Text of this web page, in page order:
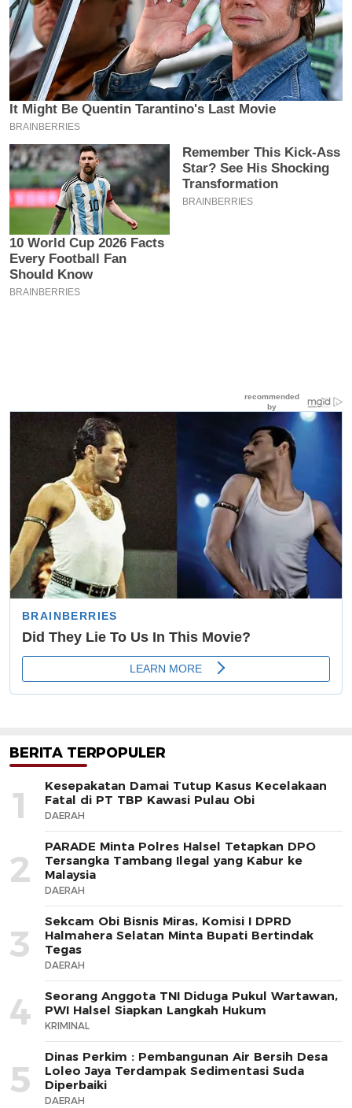
BERITA TERPOPULER
1
Kesepakatan Damai Tutup Kasus Kecelakaan
Fatal di PT TBP Kawasi Pulau Obi
DAERAH
2
PARADE Minta Polres Halsel Tetapkan DPO
Tersangka Tambang Ilegal yang Kabur ke
Malaysia
DAERAH
3
Sekcam Obi Bisnis Miras, Komisi I DPRD
Halmahera Selatan Minta Bupati Bertindak
Tegas
DAERAH
4
Seorang Anggota TNI Diduga Pukul Wartawan,
PWI Halsel Siapkan Langkah Hukum
KRIMINAL
5
Dinas Perkim : Pembangunan Air Bersih Desa
Loleo Jaya Terdampak Sedimentasi Suda
Diperbaiki
DAERAH